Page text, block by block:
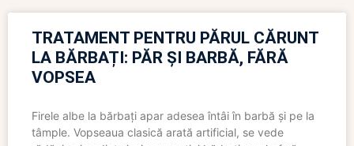
TRATAMENT PENTRU PĂRUL CĂRUNT
LA BĂRBAȚI: PĂR ȘI BARBĂ, FĂRĂ
VOPSEA
Firele albe la bărbați apar adesea întâi în barbă și pe la
tâmple. Vopseaua clasică arată artificial, se vede